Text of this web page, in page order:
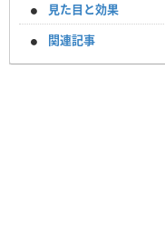
見た目と効果
関連記事